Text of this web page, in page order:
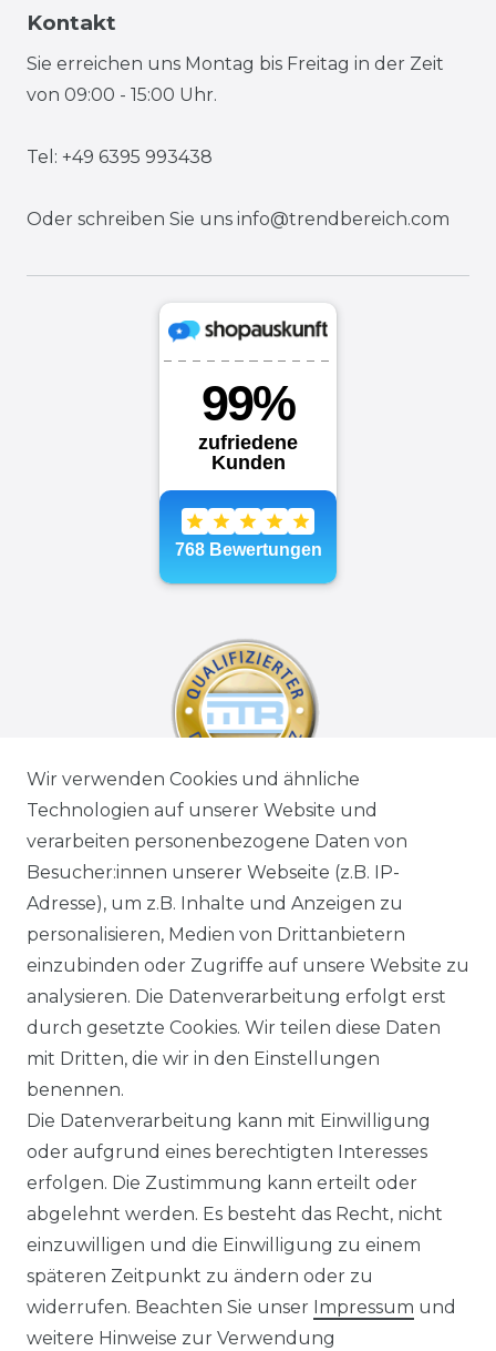
Kontakt
Sie erreichen uns Montag bis Freitag in der Zeit
von 09:00 - 15:00 Uhr.
Tel: +49 6395 993438
Oder schreiben Sie uns info@trendbereich.com
Wir verwenden Cookies und ähnliche
Technologien auf unserer Website und
verarbeiten personenbezogene Daten von
Besucher:innen unserer Webseite (z.B. IP-
Adresse), um z.B. Inhalte und Anzeigen zu
personalisieren, Medien von Drittanbietern
einzubinden oder Zugriffe auf unsere Website zu
analysieren. Die Datenverarbeitung erfolgt erst
durch gesetzte Cookies. Wir teilen diese Daten
mit Dritten, die wir in den Einstellungen
benennen.
Die Datenverarbeitung kann mit Einwilligung
oder aufgrund eines berechtigten Interesses
erfolgen. Die Zustimmung kann erteilt oder
abgelehnt werden. Es besteht das Recht, nicht
einzuwilligen und die Einwilligung zu einem
späteren Zeitpunkt zu ändern oder zu
widerrufen. Beachten Sie unser Impressum und
weitere Hinweise zur Verwendung